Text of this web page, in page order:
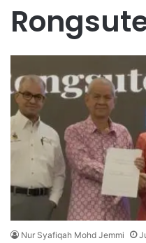
Nur Syafiqah Mohd Jemmi